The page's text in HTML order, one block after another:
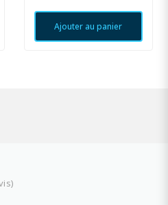
Ajouter au panier